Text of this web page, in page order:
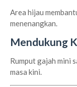
Area hijau
menenangkan.
Mendukung
Rumput gajah mini
masa kini.